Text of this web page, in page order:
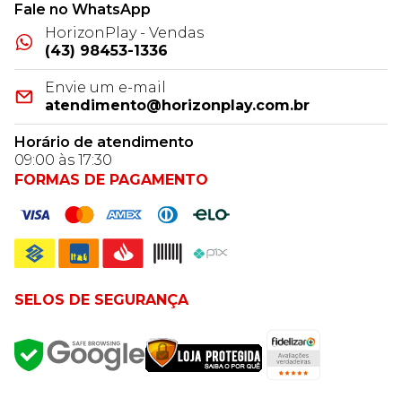
Fale no WhatsApp
HorizonPlay - Vendas
(43) 98453-1336
Envie um e-mail
atendimento@horizonplay.com.br
Horário de atendimento
09:00 às 17:30
FORMAS DE PAGAMENTO
SELOS DE SEGURANÇA